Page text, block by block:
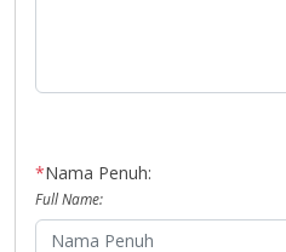
*Nama Penuh:
Full Name: